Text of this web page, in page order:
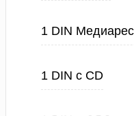
1 DIN
1 DIN с CD